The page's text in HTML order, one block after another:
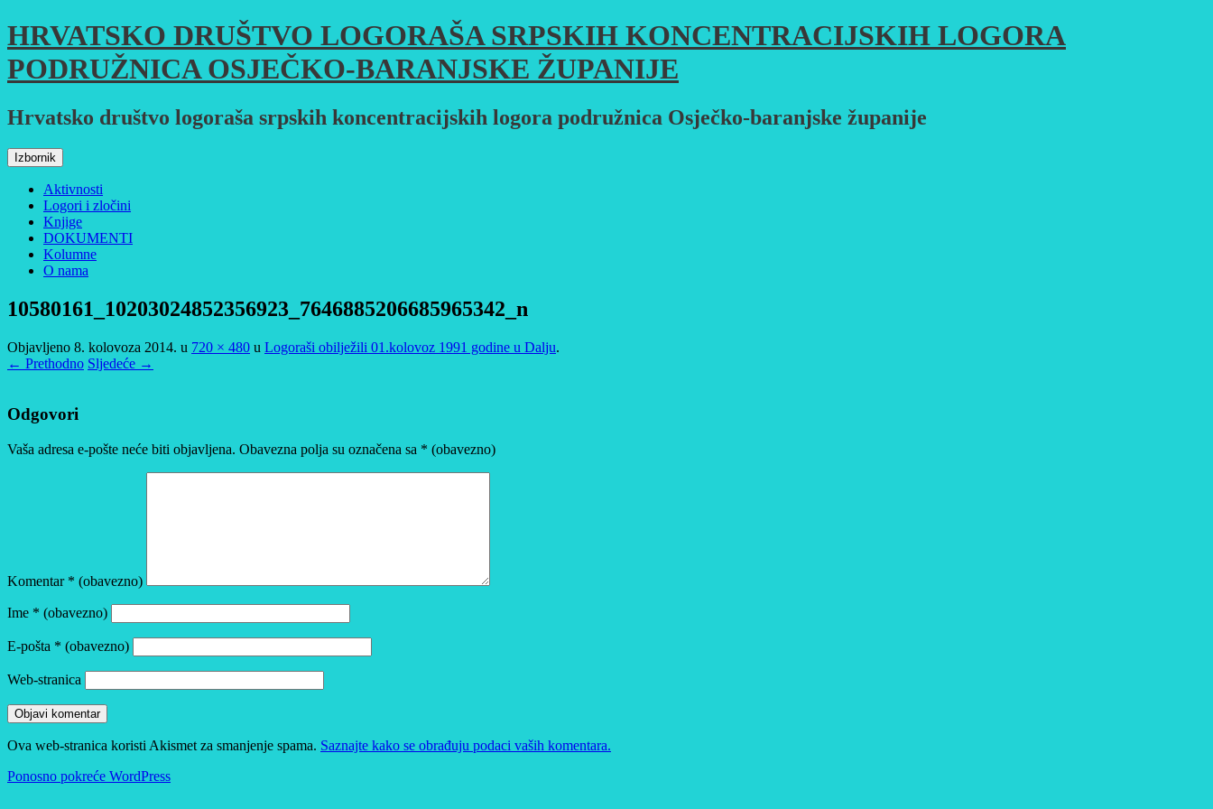
Skoči
do
sadržaja
HRVATSKO DRUŠTVO LOGORAŠA SRPSKIH KONCENTRACIJSKIH LOGORA
PODRUŽNICA OSJEČKO-BARANJSKE ŽUPANIJE
Hrvatsko društvo logoraša srpskih koncentracijskih logora podružnica Osječko-baranjske županije
Izbornik
Aktivnosti
Logori i zločini
Knjige
DOKUMENTI
Kolumne
O nama
10580161_10203024852356923_7646885206685965342_n
Objavljeno 8. kolovoza 2014. u 720 × 480 u Logoraši obilježili 01.kolovoz 1991 godine u Dalju.
← Prethodno Sljedeće →
Odgovori
Vaša adresa e-pošte neće biti objavljena. Obavezna polja su označena sa * (obavezno)
Komentar * (obavezno)
Ime * (obavezno)
E-pošta * (obavezno)
Web-stranica
Ova web-stranica koristi Akismet za smanjenje spama. Saznajte kako se obrađuju podaci vaših komentara.
Ponosno pokreće WordPress